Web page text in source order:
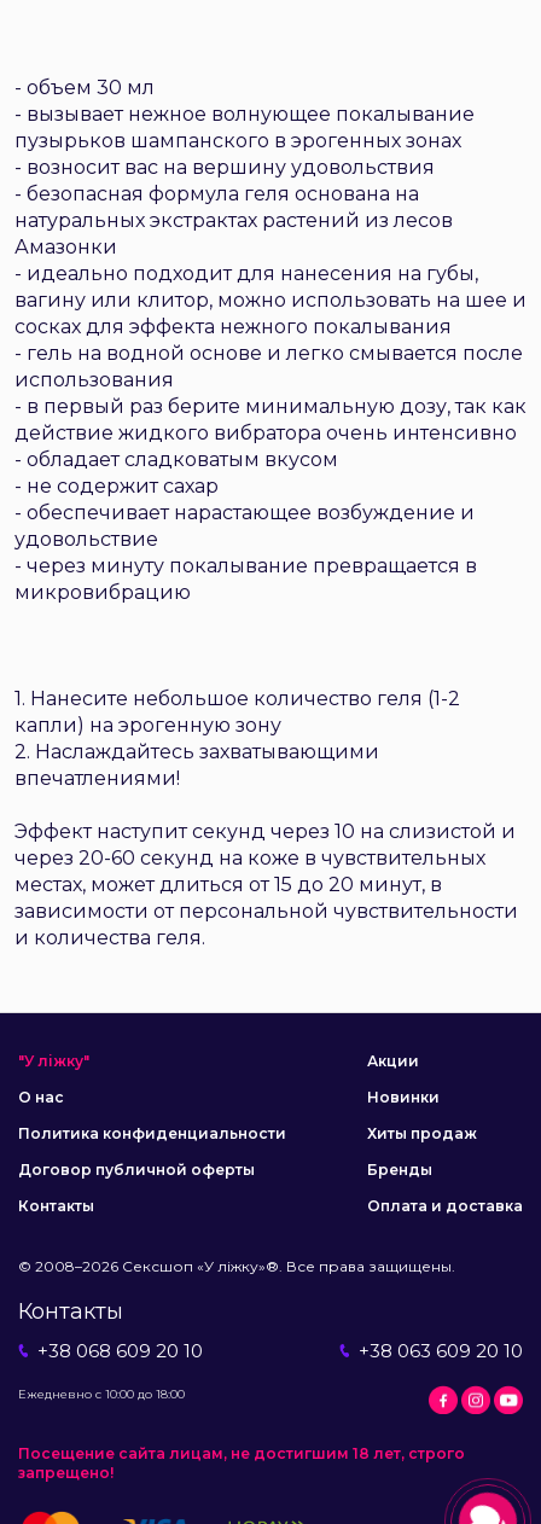
- объем 30 мл
- вызывает нежное волнующее покалывание
пузырьков шампанского в эрогенных зонах
- возносит вас на вершину удовольствия
- безопасная формула геля основана на
натуральных экстрактах растений из лесов
Амазонки
- идеально подходит для нанесения на губы,
вагину или клитор, можно использовать на шее и
сосках для эффекта нежного покалывания
- гель на водной основе и легко смывается после
использования
- в первый раз берите минимальную дозу, так как
действие жидкого вибратора очень интенсивно
- обладает сладковатым вкусом
- не содержит сахар
- обеспечивает нарастающее возбуждение и
удовольствие
- через минуту покалывание превращается в
микровибрацию
1. Нанесите небольшое количество геля (1-2
капли) на эрогенную зону
2. Наслаждайтесь захватывающими
впечатлениями!
Эффект наступит секунд через 10 на слизистой и
через 20-60 секунд на коже в чувствительных
местах, может длиться от 15 до 20 минут, в
зависимости от персональной чувствительности
и количества геля.
"У ліжку"
О нас
Политика конфиденциальности
Договор публичной оферты
Контакты
Акции
Новинки
Хиты продаж
Бренды
Оплата и доставка
© 2008–2026 Сексшоп «У ліжку»®. Все права защищены.
Контакты
+38 068 609 20 10 +38 063 609 20 10
Ежедневно с 10:00 до 18:00
Посещение сайта лицам, не достигшим 18 лет, строго
запрещено!